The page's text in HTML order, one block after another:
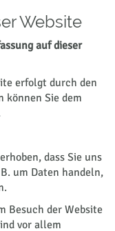
Website
auf dieser
erfolgt durch den
können Sie dem
dass Sie uns
um Daten handeln,
Besuch der Website
vor allem